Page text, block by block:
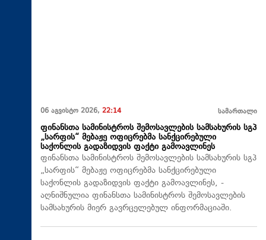
06 აგვისტო 2026, 22:14 სამართალი
ფინანსთა სამინისტროს შემოსავლების სამსახურის სგპ
„სარფის“ მებაჟე ოფიცრებმა სანქცირებული
საქონლის გადაზიდვის ფაქტი გამოავლინეს
ფინანსთა სამინისტროს შემოსავლების სამსახურის სგპ
„სარფის“ მებაჟე ოფიცრებმა სანქცირებული
საქონლის გადაზიდვის ფაქტი გამოავლინეს, -
აღნიშნულია ფინანსთა სამინისტროს შემოსავლების
სამსახურის მიერ გავრცელებულ ინფორმაციაში.